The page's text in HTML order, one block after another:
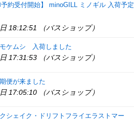
予約受付開始】 minoGILL ミノギル 入荷予定
18:12:51 （バスショップ）
ケムシ 入荷しました
17:31:53 （バスショップ）
便が来ました
17:05:10 （バスショップ）
シェイク・ドリフトフライエラストマー